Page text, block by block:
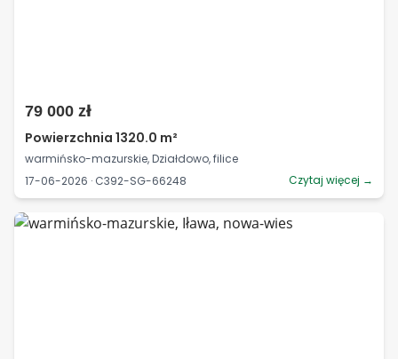
79 000 zł
Powierzchnia 1320.0 m²
warmińsko-mazurskie, Działdowo, filice
17-06-2026 · C392-SG-66248
Czytaj więcej →